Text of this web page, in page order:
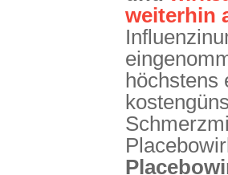
weiterhin
höchstens